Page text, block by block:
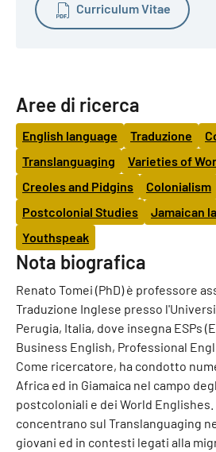
Curriculum Vitae
Aree di ricerca
English language Traduzione
Translanguaging
Varieties of
Creoles and Pidgins
Colonialism
Postcolonial Studies
Jamaican
Youthspeak
Nota biografica
Renato Tomei (PhD) è professore
Traduzione Inglese presso
Perugia, Italia, dove insegna ESPs
Business English, Professional
Come ricercatore, ha condotto
Africa ed in Giamaica nel campo
postcoloniali e dei World
concentrano sul Translanguaging
giovani ed in contesti legati alla